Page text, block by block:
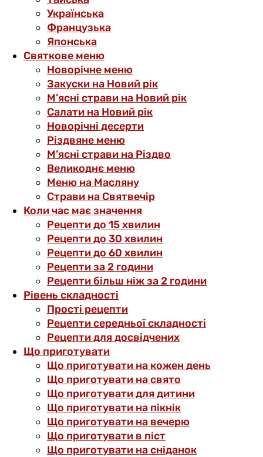
Українська
Французька
Японська
Святкове меню
Новорічне меню
Закуски на Новий рік
М’ясні страви на Новий рік
Салати на Новий рік
Новорічні десерти
Різдвяне меню
М’ясні страви на Різдво
Великоднє меню
Меню на Масляну
Страви на Святвечір
Коли час має значення
Рецепти до 15 хвилин
Рецепти до 30 хвилин
Рецепти до 60 хвилин
Рецепти за 2 години
Рецепти більш ніж за 2 години
Рівень складності
Прості рецепти
Рецепти середньої складності
Рецепти для досвідчених
Що приготувати
Що приготувати на кожен день
Що приготувати на свято
Що приготувати для дитини
Що приготувати на пікнік
Що приготувати на вечерю
Що приготувати в піст
Що приготувати на сніданок